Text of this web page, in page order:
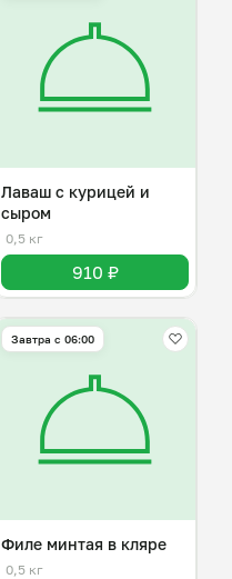
Лаваш с курицей и
сыром
0,5 кг
910 ₽
Завтра c 06:00
Филе минтая в кляре
0,5 кг